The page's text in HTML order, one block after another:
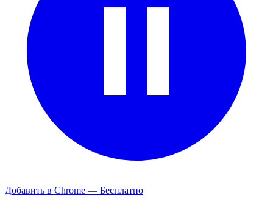
Добавить в Chrome — Бесплатно